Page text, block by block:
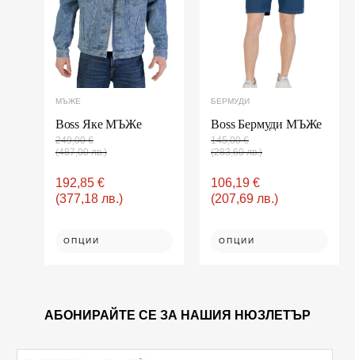
МЪЖЕ
Boss Яке МЪЖe
249,00€
(487,00 лв.)
192,85 €
(377,18 лв.)
ОПЦИИ
The
options
may
be
chosen
the
product
page
БЕРМУДИ
Boss Бермуди МЪЖe
145,00€
(283,60 лв.)
106,19 €
(207,69 лв.)
ОПЦИИ
the
product
page
АБОНИРАЙТЕ СЕ ЗА НАШИЯ НЮЗЛЕТЪР